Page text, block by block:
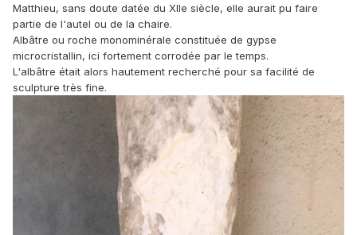
Matthieu, sans doute datée du XIIe siècle, elle aurait pu faire
partie de l'autel ou de la chaire.
Albâtre ou roche monominérale constituée de gypse
microcristallin, ici fortement corrodée par le temps.
L'albâtre était alors hautement recherché pour sa facilité de
sculpture très fine.